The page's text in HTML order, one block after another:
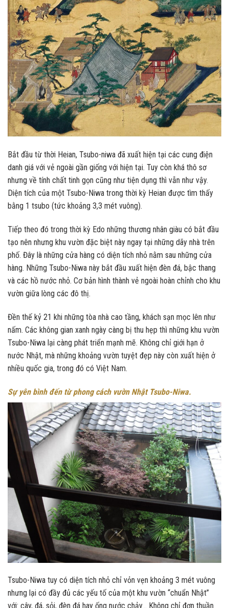
Bắt đầu từ thời Heian, Tsubo-niwa đã xuất hiện tại các cung điện
danh giá với vẻ ngoài gần giống với hiện tại. Tuy còn khá thô sơ
nhưng về tính chất tinh gọn cũng như tiện dụng thì vẫn như vậy.
Diện tích của một Tsubo-Niwa trong thời kỳ Heian được tìm thấy
bằng 1 tsubo (tức khoảng 3,3 mét vuông).
Tiếp theo đó trong thời kỳ Edo những thương nhân giàu có bắt đầu
tạo nên nhưng khu vườn đặc biệt này ngay tại những dãy nhà trên
phố. Đây là những cửa hàng có diện tích nhỏ nằm sau những cửa
hàng. Những Tsubo-Niwa này bắt đầu xuất hiện đèn đá, bậc thang
và các hồ nước nhỏ. Cơ bản hình thành vẻ ngoài hoàn chỉnh cho khu
vườn giữa lòng các đô thị.
Đền thế kỷ 21 khi những tòa nhà cao tầng, khách sạn mọc lên như
nấm. Các không gian xanh ngày càng bị thu hẹp thì những khu vườn
Tsubo-Niwa lại càng phát triển mạnh mẽ. Không chỉ giới hạn ở
nước Nhật, mà những khoảng vườn tuyệt đẹp này còn xuất hiện ở
nhiều quốc gia, trong đó có Việt Nam.
Sự yên bình đến từ phong cách vườn Nhật Tsubo-Niwa.
Tsubo-Niwa tuy có diện tích nhỏ chỉ vỏn vẹn khoảng 3 mét vuông
nhưng lại có đầy đủ các yếu tố của một khu vườn “chuẩn Nhật”
với: cây, đá, sỏi, đèn đá hay ống nước chảy… Không chỉ đơn thuần